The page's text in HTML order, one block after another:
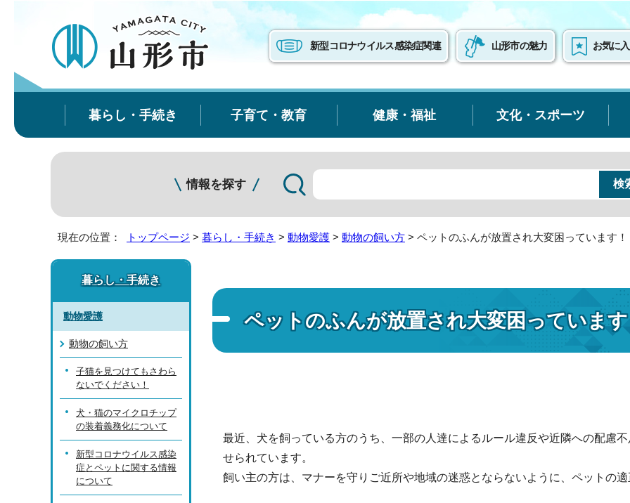
新型コロナウイルス感染症関連 山形市の魅力 お気に
暮らし・手続き 子育て・教育 健康・福祉 文化・スポーツ
情報を探す
現在の位置： トップページ > 暮らし・手続き > 動物愛護 > 動物の飼い方 > ペットのふんが放置され大変困っています！
ペットのふんが放置され大変困っていま
最近、犬を飼っている方のうち、一部の人達によるルール違反や近隣への配慮
せられています。
飼い主の方は、マナーを守りご近所や地域の迷惑とならないように、ペットの
暮らし・手続き
動物愛護
動物の飼い方
子猫を見つけてもさわら
ないでください！
犬・猫のマイクロチップ
の装着義務化について
新型コロナウイルス感染
症とペットに関する情報
について